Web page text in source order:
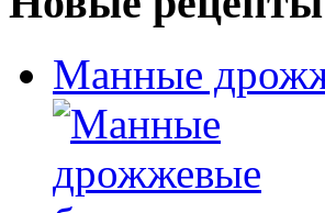
Манные